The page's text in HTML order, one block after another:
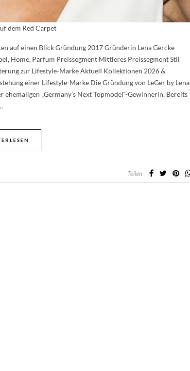
dem Red Carpet
auf einen Blick Gründung 2017 Gründerin Lena Gercke
Home, Parfum Preissegment Mittleres Preissegment Stil
zur Lifestyle-Marke Aktuell Kollektionen 2026 &
einer Lifestyle-Marke Die Gründung von LeGer by Lena
„Germany’s Next Topmodel“-Gewinnerin. Bereits
Teilen